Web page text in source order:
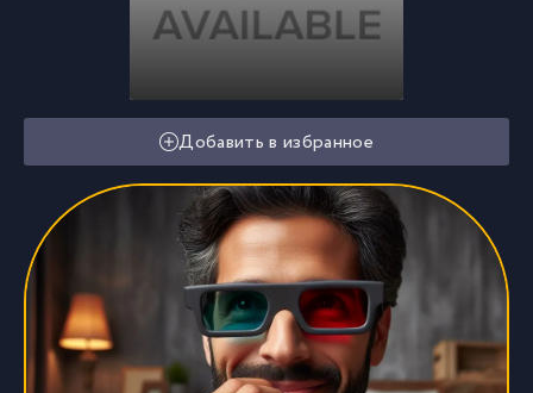
Добавить в избранное